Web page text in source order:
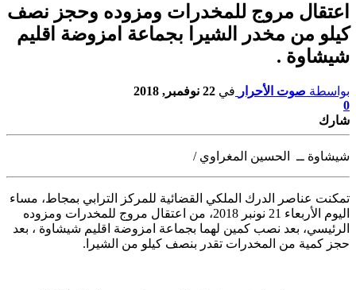
اعتقال مروج للمخدرات ومزوده وحجز نصف
كيلو من مخدر الشيرا بجماعة امزوضة اقليم
شيشاوة .
بواسطة صوت الأحرار في 22 نوفمبر, 2018
0
شارك
شيشاوة ــ الحسين المغراوي /
تمكنت عناصر الدرك الملكي القضائية للمركز الترابي بمجاط، مساء
اليوم الأربعاء 21 نونبر 2018، من اعتقال مروج للمخدرات ومزوده
الرئيسي، بعد نصب كمين لهما بجماعة امزوضة اقليم شيشاوة ، بعد
حجز كمية من المخدرات تقدر بنصف كيلو من الشيرا.